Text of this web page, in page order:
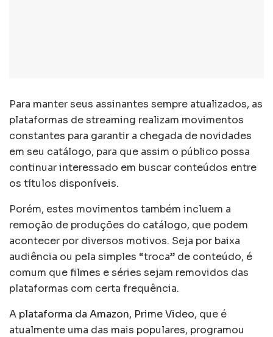
Para manter seus assinantes sempre atualizados, as
plataformas de streaming realizam movimentos
constantes para garantir a chegada de novidades
em seu catálogo, para que assim o público possa
continuar interessado em buscar conteúdos entre
os títulos disponíveis.
Porém, estes movimentos também incluem a
remoção de produções do catálogo, que podem
acontecer por diversos motivos. Seja por baixa
audiência ou pela simples “troca” de conteúdo, é
comum que filmes e séries sejam removidos das
plataformas com certa frequência.
A plataforma da Amazon, Prime Video, que é
atualmente uma das mais populares, programou